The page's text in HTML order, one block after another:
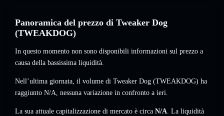
Panoramica del prezzo di Tweaker Dog
(TWEAKDOG)
In questo momento non sono disponibili informazioni sul prezzo a
causa della bassissima liquidità.
Nell’ultima giornata, il volume di Tweaker Dog (TWEAKDOG) ha
raggiunto N/A, nessuna variazione in confronto a ieri.
La sua attuale capitalizzazione di mercato è circa N/A. La liquidità